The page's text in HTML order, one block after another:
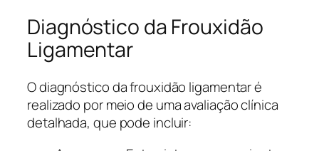
Diagnóstico da Frouxidão
Ligamentar
O diagnóstico da frouxidão ligamentar é
realizado por meio de uma avaliação clínica
detalhada, que pode incluir: